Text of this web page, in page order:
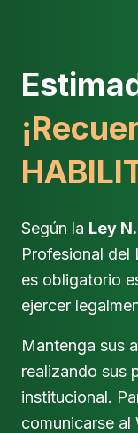
Según la Ley
Profesional del
es obligatorio
ejercer
Mantenga sus
realizando sus
institucional.
comunicarse al